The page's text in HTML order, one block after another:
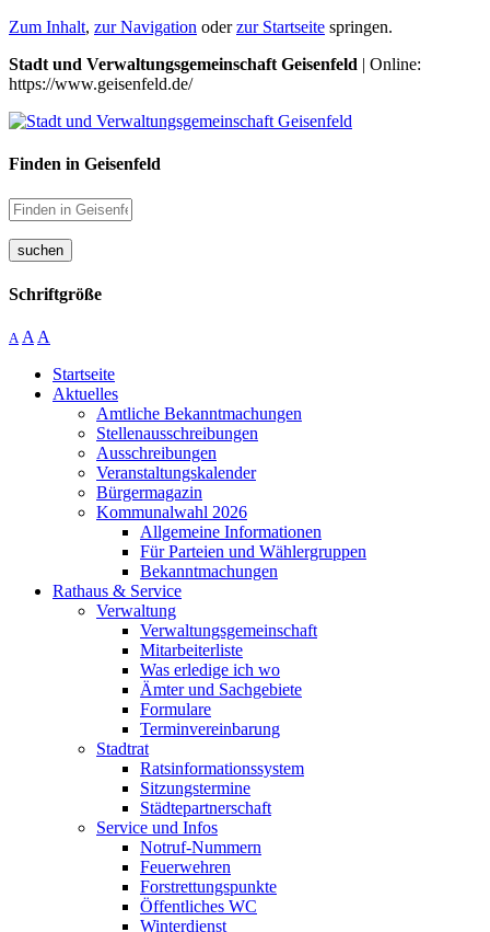
Zum Inhalt, zur Navigation oderzur Startseite springen.
Stadt und Verwaltungsgemeinschaft Geisenfeld | Online:
https://www.geisenfeld.de/
Finden in Geisenfeld
suchen
Schriftgröße
A A A
Startseite
Aktuelles
Amtliche Bekanntmachungen
Stellenausschreibungen
Ausschreibungen
Veranstaltungskalender
Bürgermagazin
Kommunalwahl 2026
Allgemeine Informationen
Für Parteien und Wählergruppen
Bekanntmachungen
Rathaus & Service
Verwaltung
Verwaltungsgemeinschaft
Mitarbeiterliste
Was erledige ich wo
Ämter und Sachgebiete
Formulare
Terminvereinbarung
Stadtrat
Ratsinformationssystem
Sitzungstermine
Städtepartnerschaft
Service und Infos
Notruf-Nummern
Feuerwehren
Forstrettungspunkte
Öffentliches WC
Winterdienst